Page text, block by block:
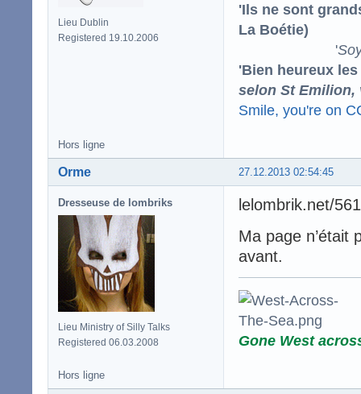
Lieu Dublin
Registered 19.10.2006
'Ils ne sont
La Boétie)
'
'Bien heureux
selon St Emilion,
Smile, you're on
Hors ligne
27.12.2013 02:54:45
Orme
Dresseuse de lombriks
Lieu Ministry of Silly Talks
Registered 06.03.2008
lelombrik.net/
Ma page n’était
avant.
Gone West
Hors ligne